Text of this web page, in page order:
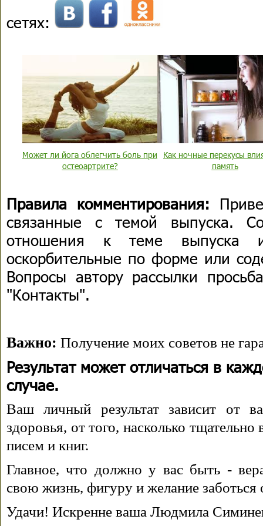
сетях:
Может ли йога облегчить боль при
остеоартрите?
Как ночные перекусы
память
Правила комментирования:
связанные с темой выпуска.
отношения к теме выпуска
оскорбительные по форме или
Вопросы автору рассылки
"Контакты".
Важно: Получение моих советов не
Результат может отличаться в
случае.
Ваш личный результат зависит от
здоровья, от того, насколько
писем и книг.
Главное, что должно у вас быть -
свою жизнь, фигуру и желание заботься
Удачи! Искренне ваша Людмила